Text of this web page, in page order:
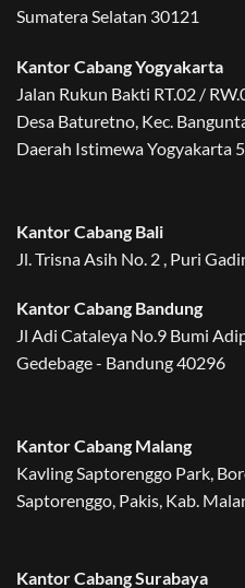
Sumatera Selatan 30121
Kantor Cabang Yogyakarta
Jalan Rukun Bakti RT.02 /
Desa Baturetno, Kec.
Daerah Istimewa Yogyakarta
Kantor Cabang Bali
Jl. Trisna Asih No. 2 , Puri
Kantor Cabang Bandung
Jl Adi Cataleya No.9 Bumi
Gedebage - Bandung 40296
Kantor Cabang Malang
Kavling Saptorenggo Park,
Saptorenggo, Pakis, Kab.
Kantor Cabang Surabaya